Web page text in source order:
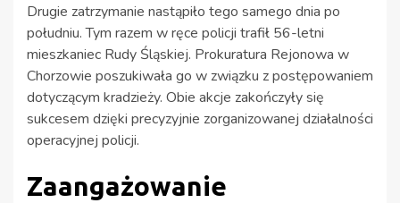
Drugie zatrzymanie nastąpiło tego samego dnia po
południu. Tym razem w ręce policji trafił 56-letni
mieszkaniec Rudy Śląskiej. Prokuratura Rejonowa w
Chorzowie poszukiwała go w związku z postępowaniem
dotyczącym kradzieży. Obie akcje zakończyły się
sukcesem dzięki precyzyjnie zorganizowanej działalności
operacyjnej policji.
Zaangażowanie